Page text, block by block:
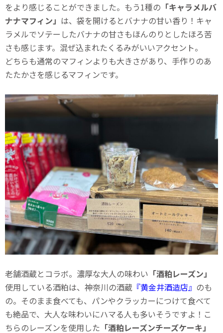
をより感じることができました。もう1種の 「キャラメルバ
ナナマフィン」 は、袋を開けるとバナナの甘い香り！キャ
ラメルでソテーしたバナナの甘さもほんのりとしたほろ苦
さも感じます。混ぜ込まれたくるみがいいアクセント。
どちらも通常のマフィンよりも大きさがあり、手作りのあ
たたかさを感じるマフィンです。
老舗酒蔵とコラボ。濃厚な大人の味わい 「酒粕レーズン」
使用している酒粕は、神奈川の酒蔵 『黄金井酒造店』 のも
の。そのまま食べても、パンやクラッカーにつけて食べて
も絶品で、大人な味わいにハマる人も多いそうですよ！こ
ちらのレーズンを使用した 「酒粕レーズンチーズケーキ」